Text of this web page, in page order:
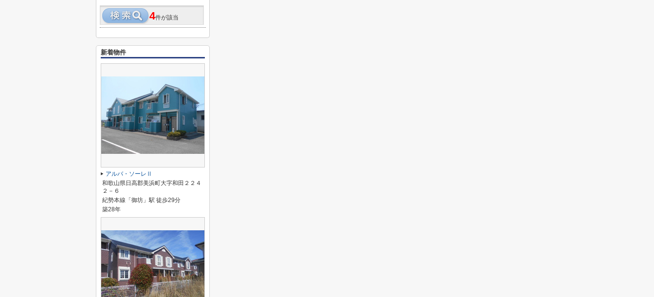
4件が該当
新着物件
アルバ・ソーレⅡ
和歌山県日高郡美浜町大字和田２２４
２－６
紀勢本線「御坊」駅 徒歩29分
築28年